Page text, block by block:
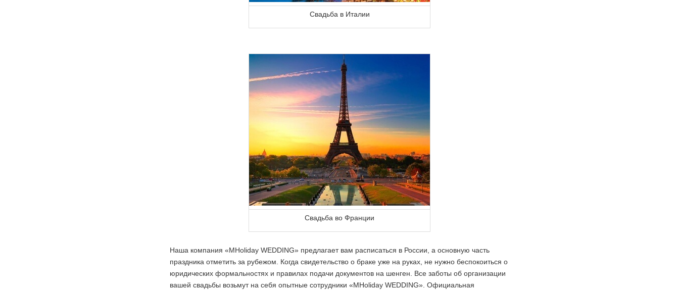
Свадьба в Италии
Свадьба во Франции
Наша компания «MHoliday WEDDING» предлагает вам расписаться в России, а основную часть
праздника отметить за рубежом. Когда свидетельство о браке уже на руках, не нужно беспокоиться о
юридических формальностях и правилах подачи документов на шенген. Все заботы об организации
вашей свадьбы возьмут на себя опытные сотрудники «MHoliday WEDDING». Официальная